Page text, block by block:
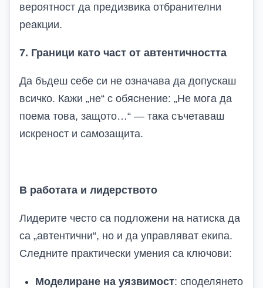
вероятност да предизвика отбранителни
реакции.
7. Граници като част от автентичността
Да бъдеш себе си не означава да допускаш
всичко. Кажи „не“ с обяснение: „Не мога да
поема това, защото…“ — така съчетаваш
искреност и самозащита.
В работата и лидерството
Лидерите често са подложени на натиска да
са „автентични“, но и да управляват екипа.
Следните практически умения са ключови:
Моделиране на уязвимост: споделянето